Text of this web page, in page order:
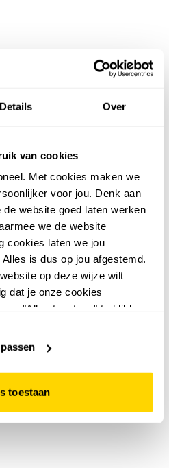
Details Over
van cookies
Met cookies maken we
voor jou. Denk aan
website goed laten werken
we de website
cookies laten we jou
is dus op jou afgestemd.
op deze wijze wilt
dat je onze cookies
op "Alles toestaan" te klikken.
toestaan